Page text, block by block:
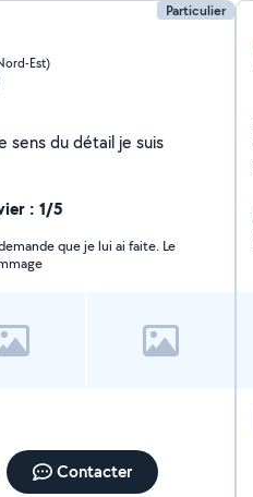
Particulier
Est)
sens du détail je suis
: 1/5
que je lui ai faite. Le
Contacter